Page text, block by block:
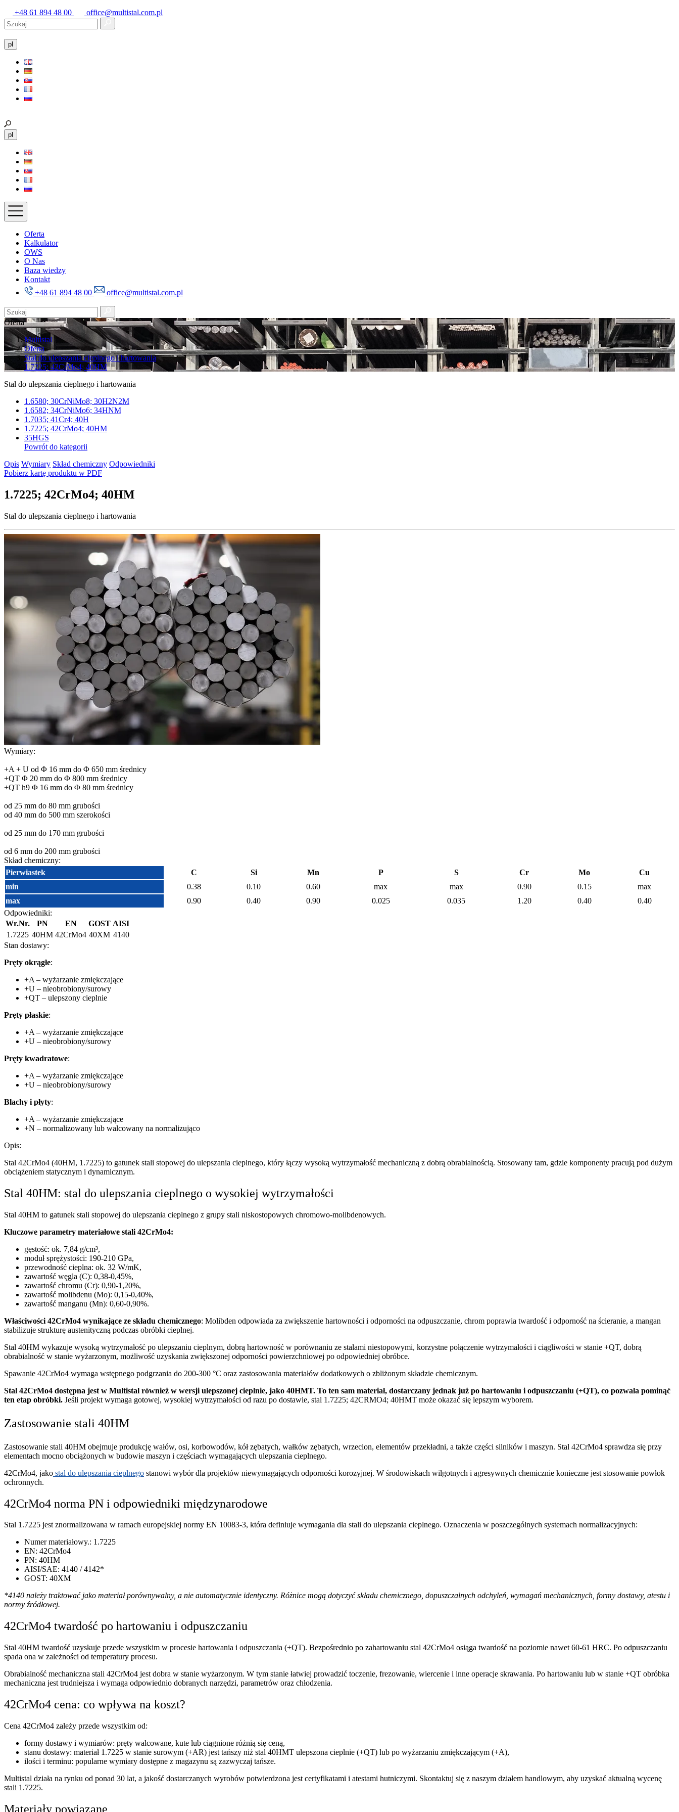
+48 61 894 48 00 office@multistal.com.pl
pl
pl
Oferta
Kalkulator
OWS
O Nas
Baza wiedzy
Kontakt
+48 61 894 48 00
office@multistal.com.pl
Oferta
Multistal
Oferta
Stal do ulepszania cieplnego i hartowania
1.7225; 42CrMo4; 40HM
Stal do ulepszania cieplnego i hartowania
1.6580; 30CrNiMo8; 30H2N2M
1.6582; 34CrNiMo6; 34HNM
1.7035; 41Cr4; 40H
1.7225; 42CrMo4; 40HM
35HGS
Powrót do kategorii
Opis Wymiary Skład chemiczny Odpowiedniki
Pobierz kartę produktu w PDF
1.7225; 42CrMo4; 40HM
Stal do ulepszania cieplnego i hartowania
Wymiary:
+A + U od Φ 16 mm do Φ 650 mm średnicy
+QT Φ 20 mm do Φ 800 mm średnicy
+QT h9 Φ 16 mm do Φ 80 mm średnicy
od 25 mm do 80 mm grubości
od 40 mm do 500 mm szerokości
od 25 mm do 170 mm grubości
od 6 mm do 200 mm grubości
Skład chemiczny:
Pierwiastek
C Si Mn P S Cr Mo
Cu
min
0.38 0.10 0.60 max max 0.90 0.15
max
max
0.90 0.40 0.90 0.025 0.035 1.20 0.40
0.40
Odpowiedniki:
Wr.Nr.
PN EN GOST AISI
1.7225 40HM 42CrMo4 40XM 4140
Stan dostawy:
Pręty okrągłe:
+A – wyżarzanie zmiękczające
+U – nieobrobiony/surowy
+QT – ulepszony cieplnie
Pręty płaskie:
+A – wyżarzanie zmiękczające
+U – nieobrobiony/surowy
Pręty kwadratowe:
+A – wyżarzanie zmiękczające
+U – nieobrobiony/surowy
Blachy i płyty:
+A – wyżarzanie zmiękczające
+N – normalizowany lub walcowany na normalizująco
Opis:
Stal 42CrMo4 (40HM, 1.7225) to gatunek stali stopowej do ulepszania cieplnego, który łączy wysoką wytrzymałość mechaniczną z dobrą obrabialnością. Stosowany tam, gdzie komponenty pracują pod dużym
obciążeniem statycznym i dynamicznym.
Stal 40HM: stal do ulepszania cieplnego o wysokiej wytrzymałości
Stal 40HM to gatunek stali stopowej do ulepszania cieplnego z grupy stali niskostopowych chromowo-molibdenowych.
Kluczowe parametry materiałowe stali 42CrMo4:
gęstość: ok. 7,84 g/cm³,
moduł sprężystości: 190-210 GPa,
przewodność cieplna: ok. 32 W/mK,
zawartość węgla (C): 0,38-0,45%,
zawartość chromu (Cr): 0,90-1,20%,
zawartość molibdenu (Mo): 0,15-0,40%,
zawartość manganu (Mn): 0,60-0,90%.
Właściwości 42CrMo4 wynikające ze składu chemicznego: Molibden odpowiada za zwiększenie hartowności i odporności na odpuszczanie, chrom poprawia twardość i odporność na ścieranie, a mangan
stabilizuje strukturę austenityczną podczas obróbki cieplnej.
Stal 40HM wykazuje wysoką wytrzymałość po ulepszaniu cieplnym, dobrą hartowność w porównaniu ze stalami niestopowymi, korzystne połączenie wytrzymałości i ciągliwości w stanie +QT, dobrą
obrabialność w stanie wyżarzonym, możliwość uzyskania zwiększonej odporności powierzchniowej po odpowiedniej obróbce.
Spawanie 42CrMo4 wymaga wstępnego podgrzania do 200-300 °C oraz zastosowania materiałów dodatkowych o zbliżonym składzie chemicznym.
Stal 42CrMo4 dostępna jest w Multistal również w wersji ulepszonej cieplnie, jako 40HMT. To ten sam materiał, dostarczany jednak już po hartowaniu i odpuszczaniu (+QT), co pozwala pominąć
ten etap obróbki. Jeśli projekt wymaga gotowej, wysokiej wytrzymałości od razu po dostawie, stal 1.7225; 42CRMO4; 40HMT może okazać się lepszym wyborem.
Zastosowanie stali 40HM
Zastosowanie stali 40HM obejmuje produkcję wałów, osi, korbowodów, kół zębatych, wałków zębatych, wrzecion, elementów przekładni, a także części silników i maszyn. Stal 42CrMo4 sprawdza się przy
elementach mocno obciążonych w budowie maszyn i częściach wymagających ulepszania cieplnego.
42CrMo4, jako stal do ulepszania cieplnego stanowi wybór dla projektów niewymagających odporności korozyjnej. W środowiskach wilgotnych i agresywnych chemicznie konieczne jest stosowanie powłok
ochronnych.
42CrMo4 norma PN i odpowiedniki międzynarodowe
Stal 1.7225 jest znormalizowana w ramach europejskiej normy EN 10083-3, która definiuje wymagania dla stali do ulepszania cieplnego. Oznaczenia w poszczególnych systemach normalizacyjnych:
Numer materiałowy.: 1.7225
EN: 42CrMo4
PN: 40HM
AISI/SAE: 4140 / 4142*
GOST: 40XM
*4140 należy traktować jako materiał porównywalny, a nie automatycznie identyczny. Różnice mogą dotyczyć składu chemicznego, dopuszczalnych odchyleń, wymagań mechanicznych, formy dostawy, atestu i
normy źródłowej.
42CrMo4 twardość po hartowaniu i odpuszczaniu
Stal 40HM twardość uzyskuje przede wszystkim w procesie hartowania i odpuszczania (+QT). Bezpośrednio po zahartowaniu stal 42CrMo4 osiąga twardość na poziomie nawet 60-61 HRC. Po odpuszczaniu
spada ona w zależności od temperatury procesu.
Obrabialność mechaniczna stali 42CrMo4 jest dobra w stanie wyżarzonym. W tym stanie łatwiej prowadzić toczenie, frezowanie, wiercenie i inne operacje skrawania. Po hartowaniu lub w stanie +QT obróbka
mechaniczna jest trudniejsza i wymaga odpowiednio dobranych narzędzi, parametrów oraz chłodzenia.
42CrMo4 cena: co wpływa na koszt?
Cena 42CrMo4 zależy przede wszystkim od:
formy dostawy i wymiarów: pręty walcowane, kute lub ciągnione różnią się ceną,
stanu dostawy: materiał 1.7225 w stanie surowym (+AR) jest tańszy niż stal 40HMT ulepszona cieplnie (+QT) lub po wyżarzaniu zmiękczającym (+A),
ilości i terminu: popularne wymiary dostępne z magazynu są zazwyczaj tańsze.
Multistal działa na rynku od ponad 30 lat, a jakość dostarczanych wyrobów potwierdzona jest certyfikatami i atestami hutniczymi. Skontaktuj się z naszym działem handlowym, aby uzyskać aktualną wycenę
stali 1.7225.
Materiały powiązane